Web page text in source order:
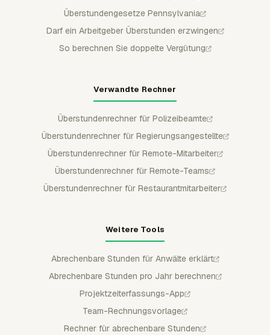
Überstundengesetze Pennsylvania
Darf ein Arbeitgeber Überstunden erzwingen
So berechnen Sie doppelte Vergütung
Verwandte Rechner
Überstundenrechner für Polizeibeamte
Überstundenrechner für Regierungsangestellte
Überstundenrechner für Remote-Mitarbeiter
Überstundenrechner für Remote-Teams
Überstundenrechner für Restaurantmitarbeiter
Weitere Tools
Abrechenbare Stunden für Anwälte erklärt
Abrechenbare Stunden pro Jahr berechnen
Projektzeiterfassungs-App
Team-Rechnungsvorlage
Rechner für abrechenbare Stunden